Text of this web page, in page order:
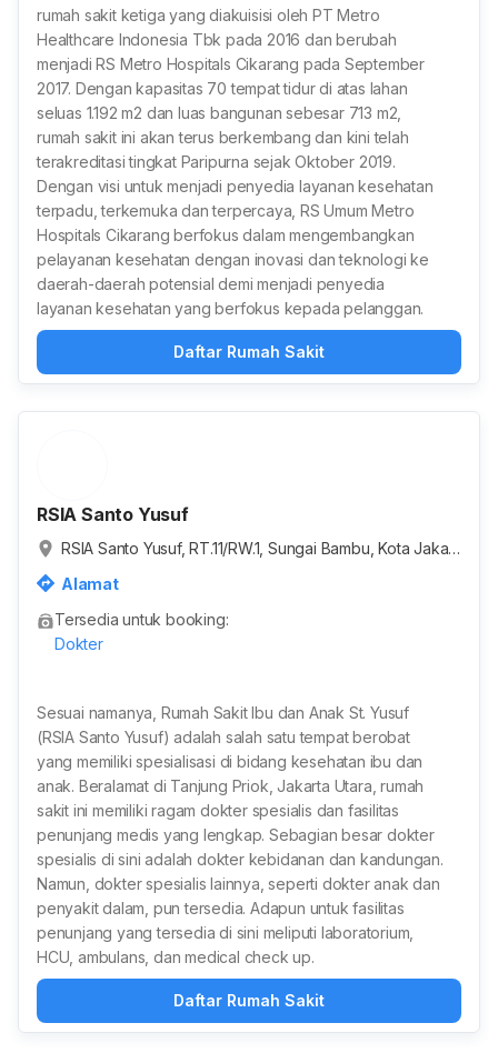
rumah sakit ketiga yang diakuisisi oleh PT Metro
Healthcare Indonesia Tbk pada 2016 dan berubah
menjadi RS Metro Hospitals Cikarang pada September
2017. Dengan kapasitas 70 tempat tidur di atas lahan
seluas 1.192 m2 dan luas bangunan sebesar 713 m2,
rumah sakit ini akan terus berkembang dan kini telah
terakreditasi tingkat Paripurna sejak Oktober 2019.
Dengan visi untuk menjadi penyedia layanan kesehatan
terpadu, terkemuka dan terpercaya, RS Umum Metro
Hospitals Cikarang berfokus dalam mengembangkan
pelayanan kesehatan dengan inovasi dan teknologi ke
daerah-daerah potensial demi menjadi penyedia
layanan kesehatan yang berfokus kepada pelanggan.
Daftar Rumah Sakit
RSIA Santo Yusuf
RSIA Santo Yusuf, RT.11/RW.1, Sungai Bambu, Kota Jakart
Alamat
Tersedia untuk booking:
Dokter
Sesuai namanya, Rumah Sakit Ibu dan Anak St. Yusuf
(RSIA Santo Yusuf) adalah salah satu tempat berobat
yang memiliki spesialisasi di bidang kesehatan ibu dan
anak. Beralamat di Tanjung Priok, Jakarta Utara, rumah
sakit ini memiliki ragam dokter spesialis dan fasilitas
penunjang medis yang lengkap. Sebagian besar dokter
spesialis di sini adalah dokter kebidanan dan kandungan.
Namun, dokter spesialis lainnya, seperti dokter anak dan
penyakit dalam, pun tersedia. Adapun untuk fasilitas
penunjang yang tersedia di sini meliputi laboratorium,
HCU, ambulans, dan medical check up.
Daftar Rumah Sakit